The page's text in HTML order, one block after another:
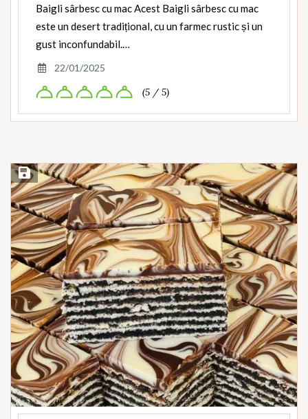
Baigli sârbesc cu mac Acest Baigli sârbesc cu mac
este un desert tradițional, cu un farmec rustic și un
gust inconfundabil.…
22/01/2025
(5 / 5)
Save Recipe